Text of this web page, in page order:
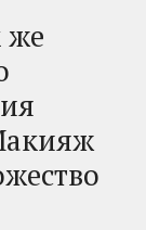
же